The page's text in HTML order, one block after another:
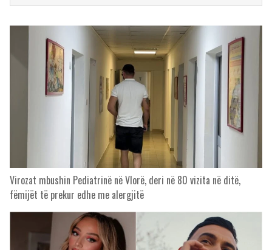
Virozat mbushin Pediatrinë në Vlorë, deri në 80 vizita në ditë,
fëmijët të prekur edhe me alergjitë